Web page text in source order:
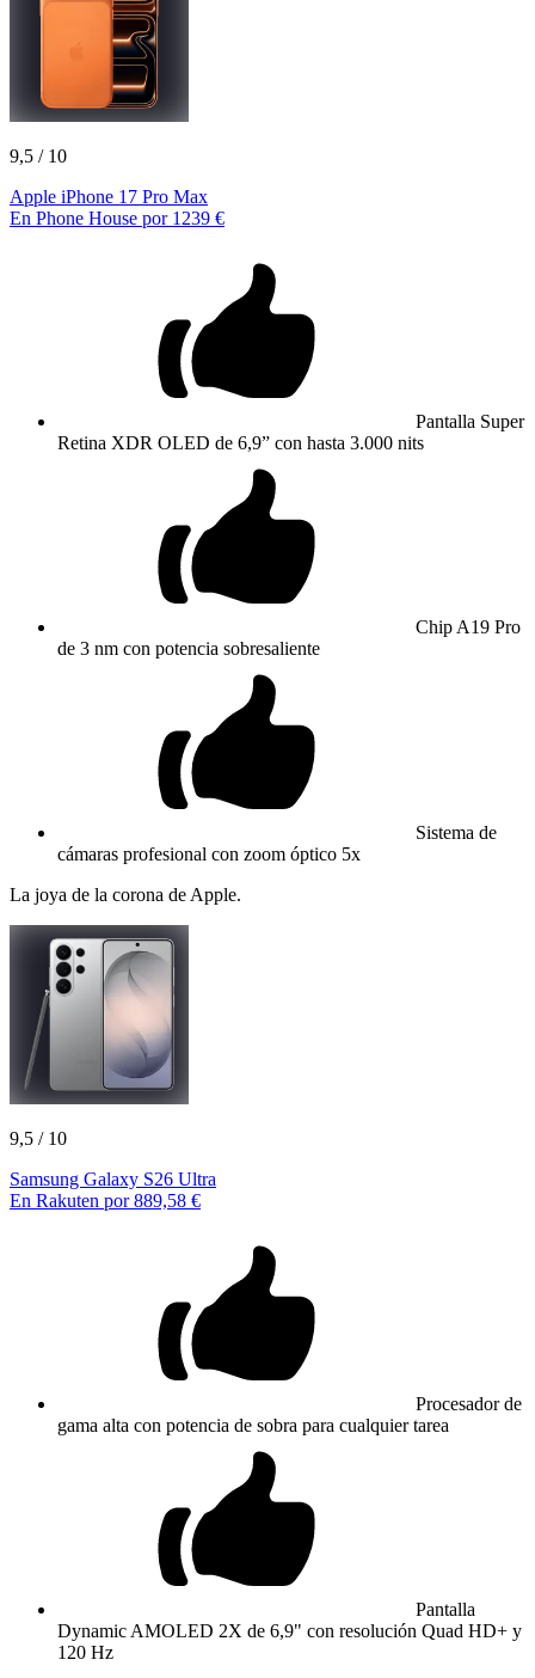
9,5 / 10
Apple iPhone 17 Pro Max
En Phone House por 1239 €
Pantalla Super
Retina XDR OLED de 6,9” con hasta 3.000 nits
Chip A19 Pro
de 3 nm con potencia sobresaliente
Sistema de
cámaras profesional con zoom óptico 5x
La joya de la corona de Apple.
9,5 / 10
Samsung Galaxy S26 Ultra
En Rakuten por 889,58 €
Procesador de
gama alta con potencia de sobra para cualquier tarea
Pantalla
Dynamic AMOLED 2X de 6,9" con resolución Quad HD+ y
120 Hz